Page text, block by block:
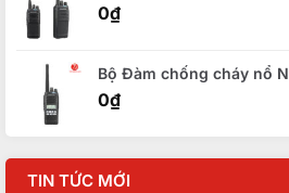
0₫
Bộ Đàm chống cháy nổ
0₫
TIN TỨC MỚI